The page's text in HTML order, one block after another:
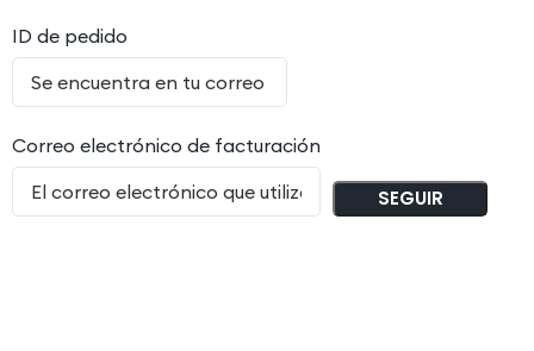
ID de pedido
Correo electrónico de facturación
SEGUIR